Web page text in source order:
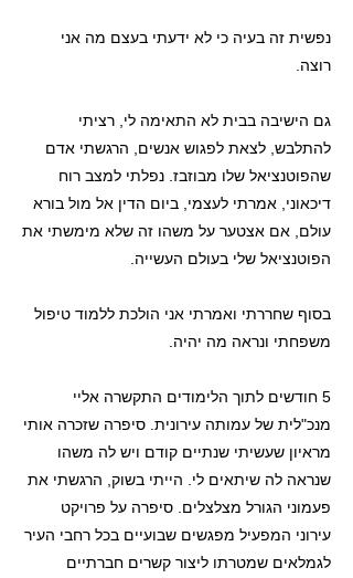
נפשית זה בעיה כי לא ידעתי בעצם מה אני
רוצה.
גם הישיבה בבית לא התאימה לי, רציתי
להתלבש, לצאת לפגוש אנשים, הרגשתי אדם
שהפוטנציאל שלו מבוזבז. נפלתי למצב רוח
דיכאוני, אמרתי לעצמי, ביום הדין אל מול בורא
עולם, אם אצטער על משהו זה שלא מימשתי את
הפוטנציאל שלי בעולם העשייה.
בסוף שחררתי ואמרתי אני הולכת ללמוד טיפול
משפחתי ונראה מה יהיה.
5 חודשים לתוך הלימודים התקשרה אליי
מנכ"לית של עמותה עירונית. סיפרה שזכרה אותי
מראיון שעשיתי שנתיים קודם ויש לה משהו
שנראה לה שיתאים לי. הייתי בשוק, הרגשתי את
פעמוני הגורל מצלצלים. סיפרה על פרויקט
עירוני המפעיל מפגשים שבועיים בכל רחבי העיר
לגמלאים שמטרתו ליצור קשרים חברתיים